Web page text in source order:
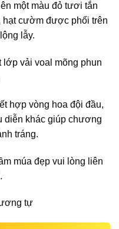
một màu đỏ tươi tắn
hạt cườm được phối trên
lẫy.
lớp vải voal mõng phun
hợp vòng hoa đội đầu,
diễn khác giúp chương
tráng.
múa đẹp vui lòng liên
tự